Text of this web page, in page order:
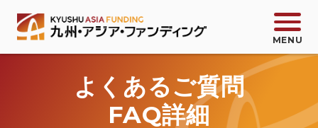
よくあるご質問
FAQ詳細